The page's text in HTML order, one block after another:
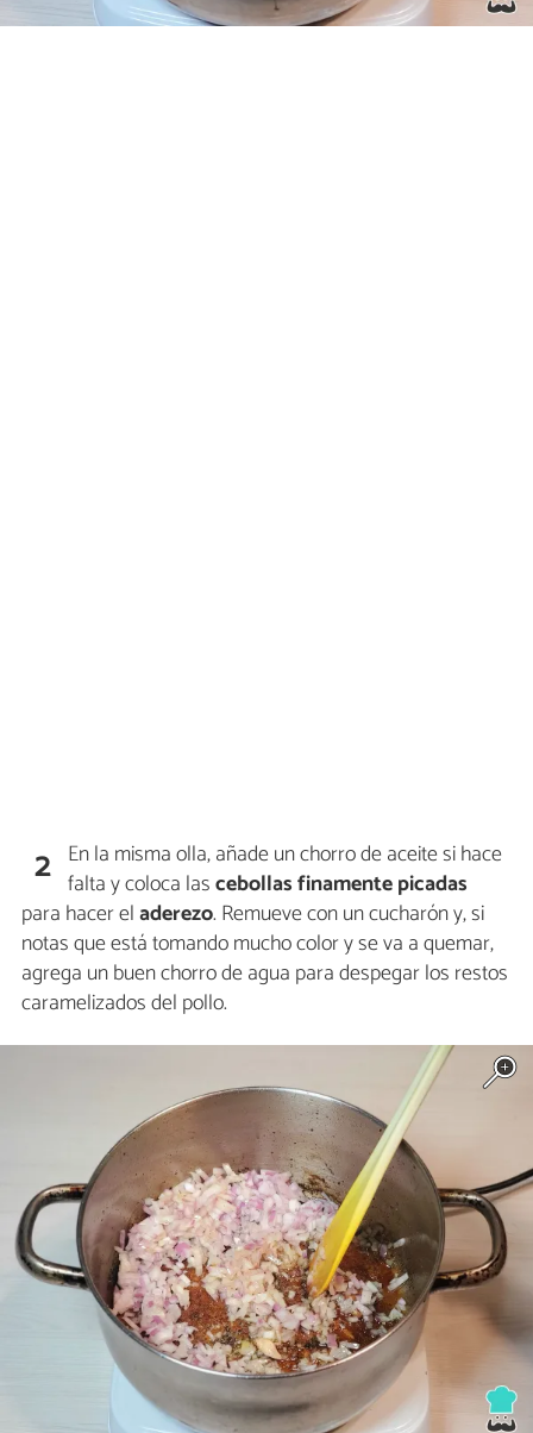
2 En la misma olla, añade un chorro de aceite si hace
falta y coloca lascebollas finamente picadas
para hacer eladerezo. Remueve con un cucharón y, si
notas que está tomando mucho color y se va a quemar,
agrega un buen chorro de agua para despegar los restos
caramelizados del pollo.